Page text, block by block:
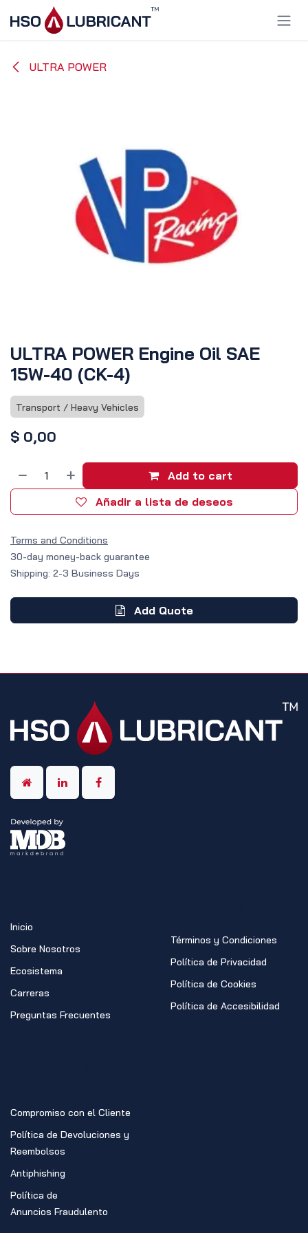
Ir al contenido
ULTRA POWER
ULTRA POWER Engine Oil SAE
15W-40 (CK-4)
Transport / Heavy Vehicles
$ 0,00
Add to cart
Añadir a lista de deseos
Terms and Conditions
30-day money-back guarantee
Shipping: 2-3 Business Days
Add Quote
Inicio
Sobre Nosotros
Ecosistema
Carreras
Preguntas Frecuentes
Términos y Condiciones
Política de Privacidad
Política de Cookies
Política de Accesibilidad
Compromiso con el Cliente
Política de Devoluciones y
Reembolsos
Antiphishing
Política de
Anuncios Fraudulento